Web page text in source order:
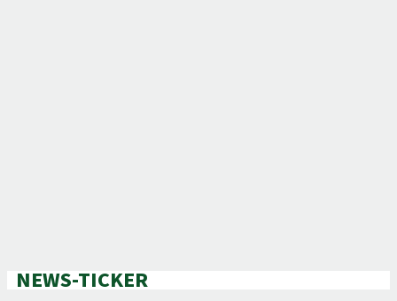
NEWS-TICKER